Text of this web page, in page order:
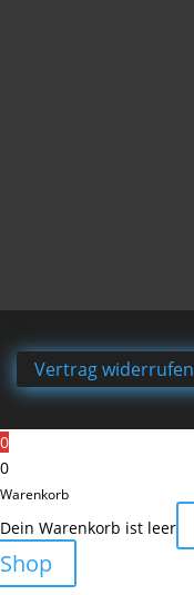
Vertrag widerrufen
0
0
Warenkorb
Dein Warenkorb ist leer
Shop